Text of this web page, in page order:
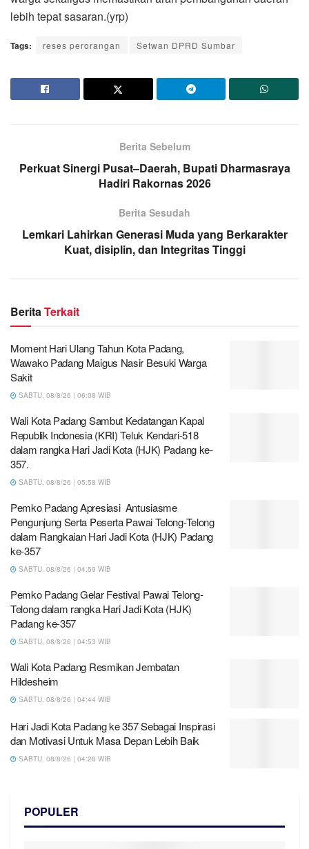
lebih tepat sasaran.(yrp)
Tags: reses perorangan Setwan DPRD Sumbar
Berita Sebelum
Perkuat Sinergi Pusat–Daerah, Bupati Dharmasraya
Hadiri Rakornas 2026
Berita Sesudah
Lemkari Lahirkan Generasi Muda yang Berkarakter
Kuat, disiplin, dan Integritas Tinggi
BeritaTerkait
Moment Hari Ulang Tahun Kota Padang,
Wawako Padang Maigus Nasir Besuki Warga
Sakit
SABTU, 08/8/26 | 06:08 WIB
Wali Kota Padang Sambut Kedatangan Kapal
Republik Indonesia (KRI) Teluk Kendari-518
dalam rangka Hari Jadi Kota (HJK) Padang ke-
357.
SABTU, 08/8/26 | 05:58 WIB
Pemko Padang Apresiasi Antusiasme
Pengunjung Serta Peserta Pawai Telong-Telong
dalam Rangkaian Hari Jadi Kota (HJK) Padang
ke-357
SABTU, 08/8/26 | 04:59 WIB
Pemko Padang Gelar Festival Pawai Telong-
Telong dalam rangka Hari Jadi Kota (HJK)
Padang ke-357
SABTU, 08/8/26 | 04:53 WIB
Wali Kota Padang Resmikan Jembatan
Hildesheim
SABTU, 08/8/26 | 04:44 WIB
Hari Jadi Kota Padang ke 357 Sebagai Inspirasi
dan Motivasi Untuk Masa Depan Lebih Baik
SABTU, 08/8/26 | 04:28 WIB
POPULER